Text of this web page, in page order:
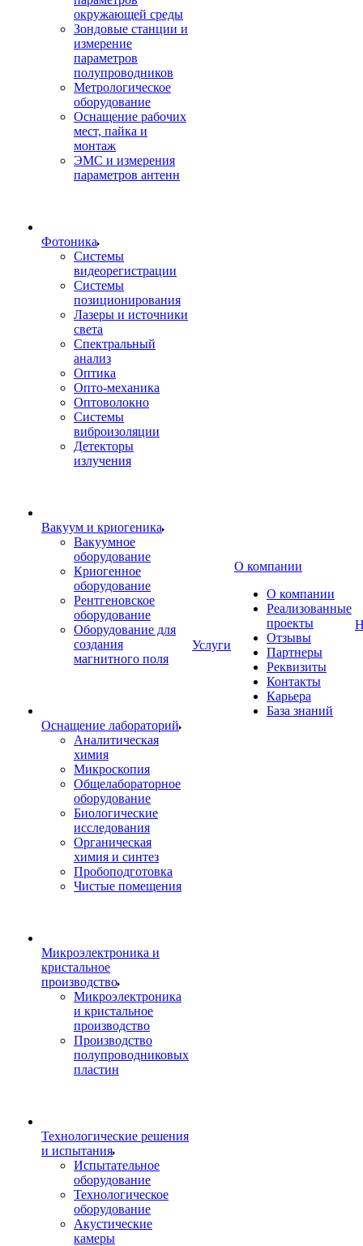
окружающей среды
Зондовые станции и
измерение
параметров
полупроводников
Метрологическое
оборудование
Оснащение рабочих
мест, пайка и
монтаж
ЭМС и измерения
параметров антенн
Фотоника
Cистемы
видеорегистрации
Системы
позиционирования
Лазеры и источники
света
Спектральный
анализ
Оптика
Опто-механика
Оптоволокно
Системы
виброизоляции
Детекторы
излучения
Вакуум и криогеника
Вакуумное
оборудование
Криогенное
оборудование
Рентгеновское
оборудование
Оборудование для
создания
магнитного поля
Оснащение лабораторий
Аналитическая
химия
Микроскопия
Общелабораторное
оборудование
Биологические
исследования
Органическая
химия и синтез
Пробоподготовка
Чистые помещения
Микроэлектроника и
кристальное
производство
Микроэлектроника
и кристальное
производство
Производство
полупроводниковых
пластин
Технологические решения
и испытания
Испытательное
оборудование
Технологическое
оборудование
Акустические
камеры
Услуги
О компании
О компании
Реализованные
проекты
Отзывы
Партнеры
Реквизиты
Контакты
Карьера
База знаний